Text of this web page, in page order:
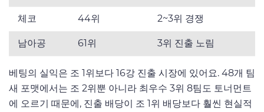
체코 44위 2~3위 경쟁
남아공 61위 3위 진출 노림
베팅의 실익은 조 1위보다 16강 진출 시장에 있어요. 48개 팀
새 포맷에서는 조 2위뿐 아니라 최우수 3위 8팀도 토너먼트
에 오르기 때문에, 진출 배당이 조 1위 배당보다 훨씬 현실적